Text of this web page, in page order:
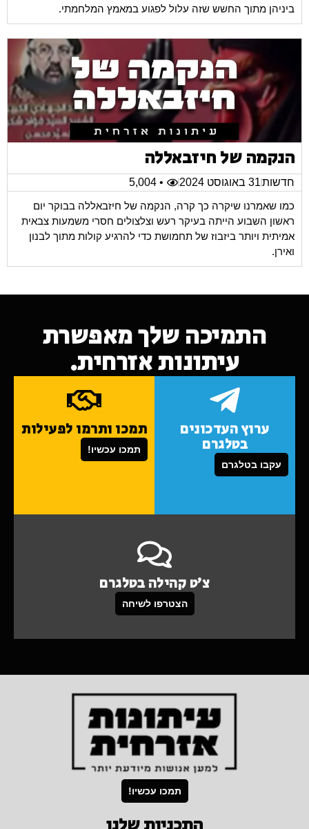
ביניהן מתוך החשש שזה עלול לפגוע במאמץ המלחמתי.
הנקמה של חיזבאללה
חדשות31 באוגוסט 2024
• 5,004
כמו שאמרנו שיקרה כך קרה, הנקמה של חיזבאללה בבוקר יום
ראשון השבוע הייתה בעיקר רעש וצלצולים חסרי משמעות צבאית
אמיתית ויותר ביזבוז של תחמושת כדי להרגיע קולות מתוך לבנון
ואירן.
התמיכה שלך מאפשרת
עיתונות אזרחית.
ערוץ העדכונים
בטלגרם
עקבו בטלגרם
תמכו ותרמו לפעילות
תמכו עכשיו!
צ'ט קהילה בטלגרם
הצטרפו לשיחה
תמכו עכשיו!